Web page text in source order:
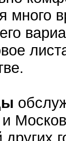
много